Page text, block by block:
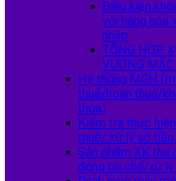
Điều kiện
với hàng hóa
nhập
TỔNG HỢP
VƯỚNG
Hệ thống MGH
thuế/hoàn thuế/
thừa)
Kiểm tra thực
thuế/ xử lý số tiền
Sản phẩm XK
động tái chế/xử